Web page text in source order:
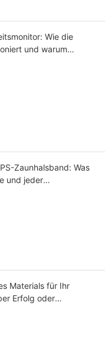
Wie die
und warum
Zaunhalsband: Was
und jeder
Materials für Ihr
Erfolg oder